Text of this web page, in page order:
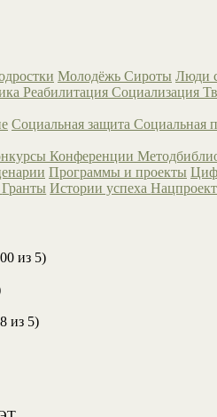
Молодёжь Сироты Люди
Реабилитация Социализация
Социальная защита Социальная
Конференции
Программы и проекты
Гранты Истории успеха
из 5)
из 5)